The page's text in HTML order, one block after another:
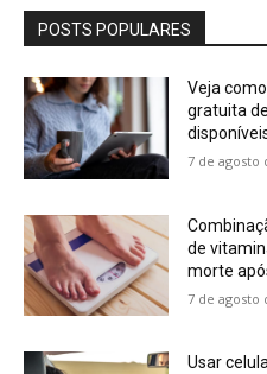
POSTS POPULARES
Veja
gratuita
7 de agosto
de
morte
7 de agosto
Usar